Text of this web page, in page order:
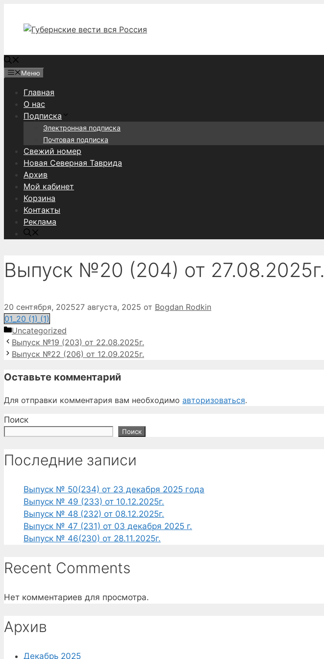
содержимому
Меню
Главная
О нас
Подписка
Электронная подписка
Почтовая подписка
Свежий номер
Новая Северная Таврида
Архив
Мой кабинет
Корзина
Контакты
Реклама
Выпуск №20 (204) от 27.08.2025г.
20 сентября, 202527 августа, 2025 от Bogdan Rodkin
01_20 (1) (1)
Рубрики
Uncategorized
Выпуск №19 (203) от 22.08.2025г.
Выпуск №22 (206) от 12.09.2025г.
Оставьте комментарий
Для отправки комментария вам необходимо авторизоваться.
Поиск
Поиск
Последние записи
Выпуск № 50(234) от 23 декабря 2025 года
Выпуск № 49 (233) от 10.12.2025г.
Выпуск № 48 (232) от 08.12.2025г.
Выпуск № 47 (231) от 03 декабря 2025 г.
Выпуск № 46(230) от 28.11.2025г.
Recent Comments
Нет комментариев для просмотра.
Архив
Декабрь 2025